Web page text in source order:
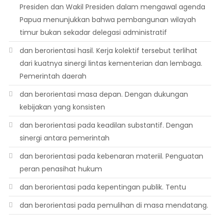
Presiden dan Wakil Presiden dalam mengawal agenda
Papua menunjukkan bahwa pembangunan wilayah
timur bukan sekadar delegasi administratif
dan berorientasi hasil. Kerja kolektif tersebut terlihat
dari kuatnya sinergi lintas kementerian dan lembaga.
Pemerintah daerah
dan berorientasi masa depan. Dengan dukungan
kebijakan yang konsisten
dan berorientasi pada keadilan substantif. Dengan
sinergi antara pemerintah
dan berorientasi pada kebenaran materiil. Penguatan
peran penasihat hukum
dan berorientasi pada kepentingan publik. Tentu
dan berorientasi pada pemulihan di masa mendatang.